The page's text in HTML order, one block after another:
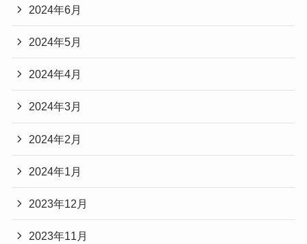
2024年6月
2024年5月
2024年4月
2024年3月
2024年2月
2024年1月
2023年12月
2023年11月